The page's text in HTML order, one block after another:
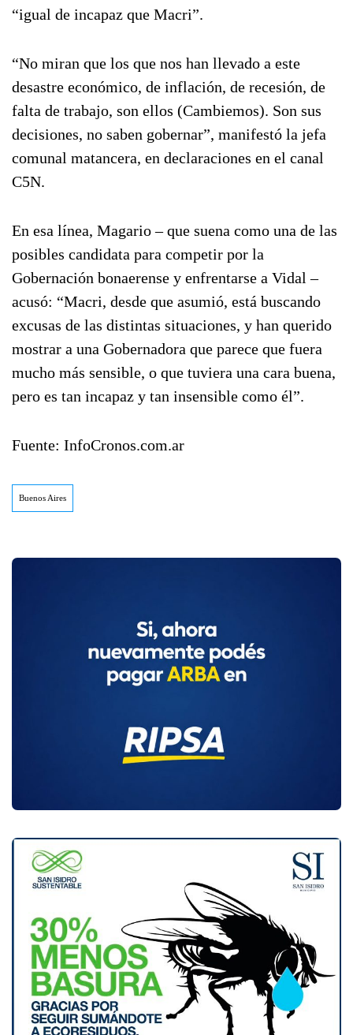
“igual de incapaz que Macri”.
“No miran que los que nos han llevado a este
desastre económico, de inflación, de recesión, de
falta de trabajo, son ellos (Cambiemos). Son sus
decisiones, no saben gobernar”, manifestó la jefa
comunal matancera, en declaraciones en el canal
C5N.
En esa línea, Magario – que suena como una de las
posibles candidata para competir por la
Gobernación bonaerense y enfrentarse a Vidal –
acusó: “Macri, desde que asumió, está buscando
excusas de las distintas situaciones, y han querido
mostrar a una Gobernadora que parece que fuera
mucho más sensible, o que tuviera una cara buena,
pero es tan incapaz y tan insensible como él”.
Fuente: InfoCronos.com.ar
Buenos Aires